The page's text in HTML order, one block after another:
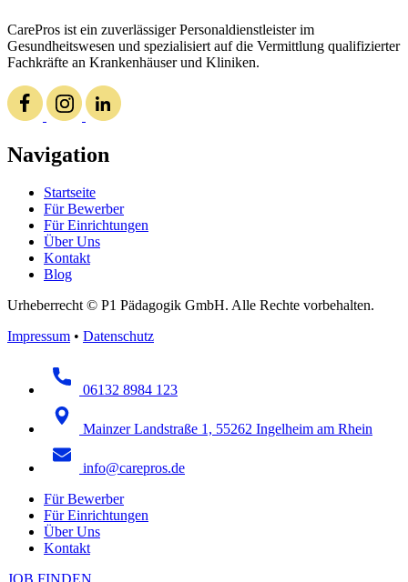
CarePros ist ein zuverlässiger Personaldienstleister im
Gesundheitswesen und spezialisiert auf die Vermittlung qualifizierter
Fachkräfte an Krankenhäuser und Kliniken.
Navigation
Startseite
Für Bewerber
Für Einrichtungen
Über Uns
Kontakt
Blog
Urheberrecht © P1 Pädagogik GmbH. Alle Rechte vorbehalten.
Impressum • Datenschutz
06132 8984 123
Mainzer Landstraße 1, 55262 Ingelheim am Rhein
info@carepros.de
Für Bewerber
Für Einrichtungen
Über Uns
Kontakt